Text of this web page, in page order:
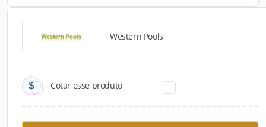
Western Pools
Cotar esse produto
Catálogos para Download